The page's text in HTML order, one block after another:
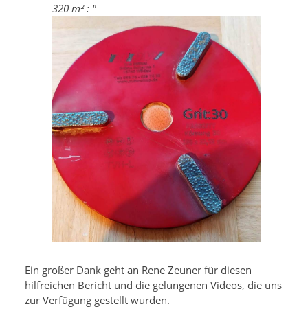
320 m² : "
Ein großer Dank geht an Rene Zeuner für diesen
hilfreichen Bericht und die gelungenen Videos, die uns
zur Verfügung gestellt wurden.